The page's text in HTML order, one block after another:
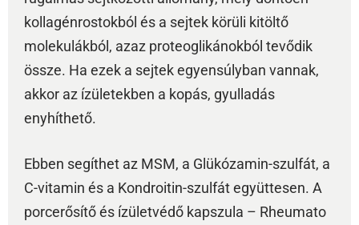
kollagénrostokból és a sejtek körüli kitöltő
molekulákból, azaz proteoglikánokból tevődik
össze. Ha ezek a sejtek egyensúlyban vannak,
akkor az ízületekben a kopás, gyulladás
enyhíthető.
Ebben segíthet az MSM, a Glükózamin-szulfát, a
C-vitamin és a Kondroitin-szulfát együttesen. A
porcerősítő és ízületvédő kapszula – Rheumato